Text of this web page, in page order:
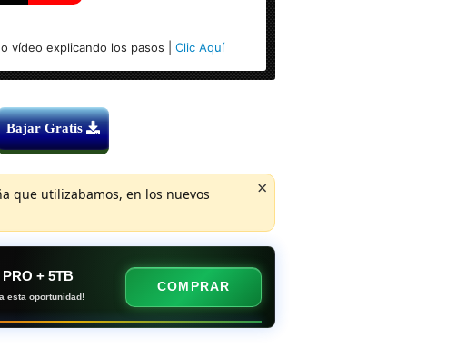
vídeo explicando los pasos |Clic Aquí
Bajar Gratis
que utilizabamos, en los nuevos
×
+ 5TB
esta oportunidad!
COMPRAR